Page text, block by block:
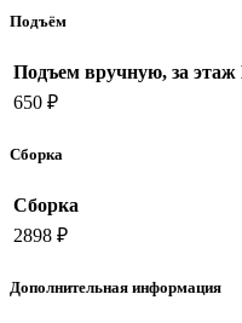
Подъём
Подъем вручную, за этаж
650 ₽
Сборка
Сборка
2898 ₽
Дополнительная информация